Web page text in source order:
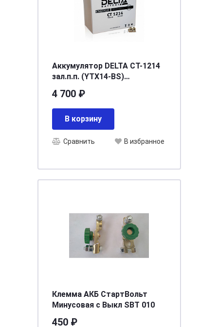
Аккумулятор DELTA СТ-1214
зал.п.п. (YTX14-BS)
4 700 ₽
В корзину
Сравнить В избранное
Клемма АКБ СтартВольт
Минусовая с Выкл SBT 010
450 ₽